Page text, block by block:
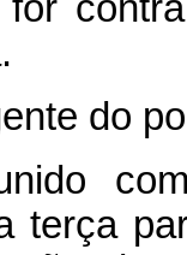
do
terça